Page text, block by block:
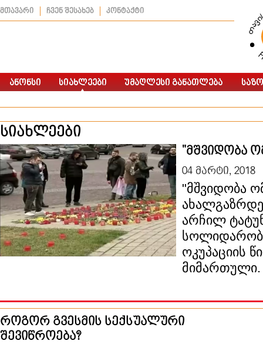
მთავარი ჩვენ შესახებ კონტაქტი
სიახლეები
"მშვიდობა
04 მარტი, 2018
"მშვიდობა
არჩილ
ოკუპაციის
მიმართული.
როგორ გვესმის სექსუალური
შევიწროება?